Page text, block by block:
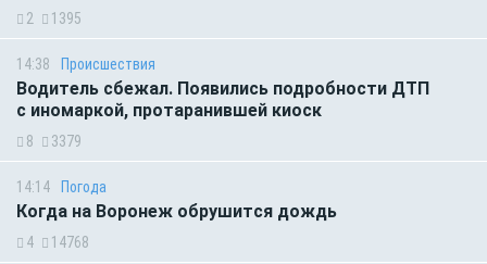
2 1395
14:38 Происшествия
Водитель сбежал. Появились подробности ДТП
с иномаркой, протаранившей киоск
8 3379
14:14 Погода
Когда на Воронеж обрушится дождь
4 14768